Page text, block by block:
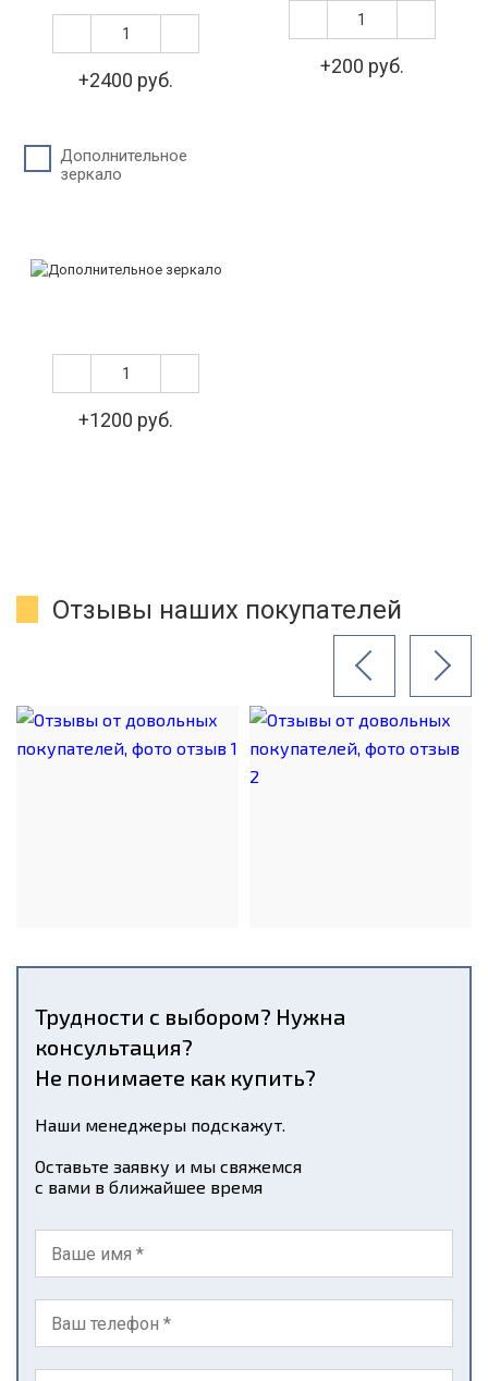
+2400 руб.
+200 руб.
Дополнительное
зеркало
+1200 руб.
Отзывы наших покупателей
Трудности с выбором? Нужна
консультация?
Не понимаете как купить?
Наши менеджеры подскажут.
Оставьте заявку и мы свяжемся
с вами в ближайшее время